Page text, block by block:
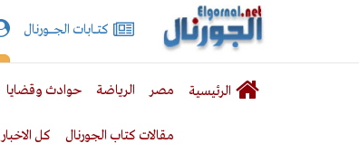
الجورنال
نت
كتـــابات الجـــــورنال
الرئيسية مصر الرياضة حوادث وقضايا
مقالات كتاب الجورنال كل الاخبار